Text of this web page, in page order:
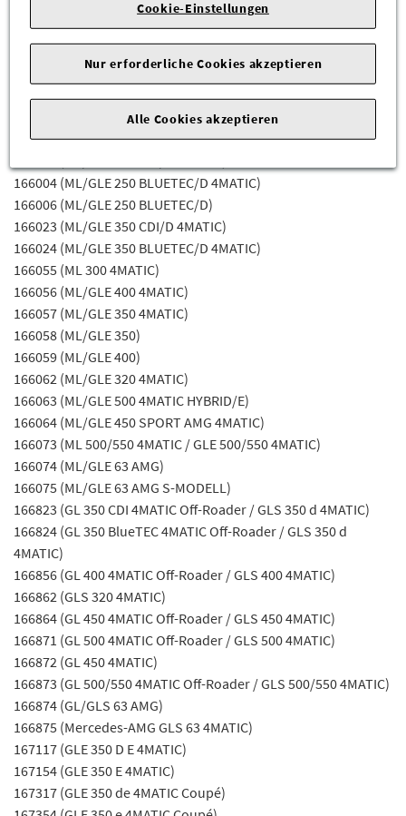
156943 (GLA 200)
156945 (GLA 200 / GLA 220)
156946 (GLA 250 4MATIC / GLA 260 4MATIC)
156947 (GLA 220 4MATIC)
156952 (Mercedes-AMG GLA 45 4MATIC)
166004 (ML/GLE 250 BLUETEC/D 4MATIC)
166006 (ML/GLE 250 BLUETEC/D)
166023 (ML/GLE 350 CDI/D 4MATIC)
166024 (ML/GLE 350 BLUETEC/D 4MATIC)
166055 (ML 300 4MATIC)
166056 (ML/GLE 400 4MATIC)
166057 (ML/GLE 350 4MATIC)
166058 (ML/GLE 350)
166059 (ML/GLE 400)
166062 (ML/GLE 320 4MATIC)
166063 (ML/GLE 500 4MATIC HYBRID/E)
166064 (ML/GLE 450 SPORT AMG 4MATIC)
166073 (ML 500/550 4MATIC / GLE 500/550 4MATIC)
166074 (ML/GLE 63 AMG)
166075 (ML/GLE 63 AMG S-MODELL)
166823 (GL 350 CDI 4MATIC Off-Roader / GLS 350 d 4MATIC)
166824 (GL 350 BlueTEC 4MATIC Off-Roader / GLS 350 d
4MATIC)
166856 (GL 400 4MATIC Off-Roader / GLS 400 4MATIC)
166862 (GLS 320 4MATIC)
166864 (GL 450 4MATIC Off-Roader / GLS 450 4MATIC)
166871 (GL 500 4MATIC Off-Roader / GLS 500 4MATIC)
166872 (GL 450 4MATIC)
166873 (GL 500/550 4MATIC Off-Roader / GLS 500/550 4MATIC)
166874 (GL/GLS 63 AMG)
166875 (Mercedes-AMG GLS 63 4MATIC)
167117 (GLE 350 D E 4MATIC)
167154 (GLE 350 E 4MATIC)
167317 (GLE 350 de 4MATIC Coupé)
Cookie-Einstellungen
Nur erforderliche Cookies akzeptieren
Alle Cookies akzeptieren